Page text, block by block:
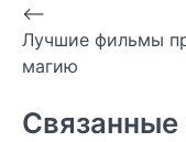
Навигация
по
⟵
Лучшие фильмы
магию